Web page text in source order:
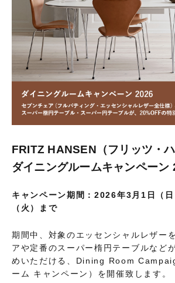
FRITZ HANSEN（フリッツ・ハ
ダイニングルームキャンペーン
キャンペーン期間：2026年3月1日（
（火）まで
期間中、対象のエッセンシャルレザー
アや定番のスーパー楕円テーブルなど
めいただける、Dining Room
ーム キャンペーン）を開催致します。